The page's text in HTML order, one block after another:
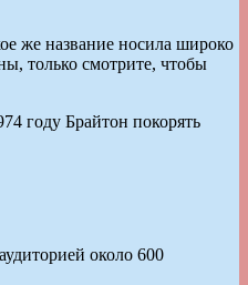
же название носила широко
только смотрите, чтобы
году Брайтон покорять
около 600